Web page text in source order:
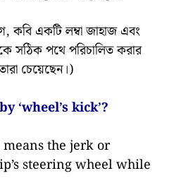
কবি একটি লম্বা জাহাজ এবং
সঠিক পথে পরিচালিত করার
চেয়েছেন।)
‘wheel’s kick’?
means the jerk or
steering wheel while